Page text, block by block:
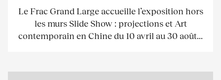
Le Frac Grand Large accueille l’exposition hors
les murs Slide Show : projections et Art
contemporain en Chine du 10 avril au 30 août...